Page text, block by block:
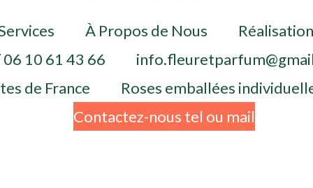
À Propos de Nous
10 61 43 66
de France
Roses emballées
Contactez-nous tel ou mail